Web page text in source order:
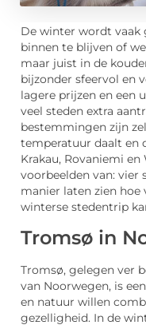
De winter wordt vaak
binnen te blijven of
maar juist in de
bijzonder sfeervol en
lagere prijzen en een
veel steden extra
bestemmingen zijn
temperatuur daalt en
Krakau, Rovaniemi
voorbeelden van: vier
manier laten zien hoe
winterse stedentrip
Tromsø in
Tromsø, gelegen ver
van Noorwegen, is
en natuur willen
gezelligheid. In de